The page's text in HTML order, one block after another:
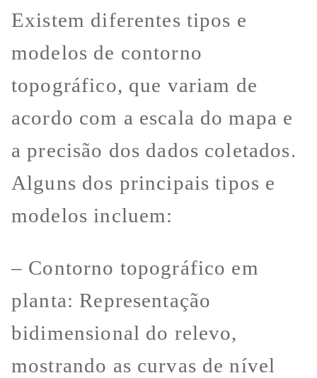
Existem diferentes tipos e
modelos de contorno
topográfico, que variam de
acordo com a escala do mapa e
a precisão dos dados coletados.
Alguns dos principais tipos e
modelos incluem:
– Contorno topográfico em
planta: Representação
bidimensional do relevo,
mostrando as curvas de nível